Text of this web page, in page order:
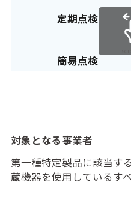
定期点検
簡易点検
対象となる事業者
第一種特定製品に該当す
蔵機器を使用しているす